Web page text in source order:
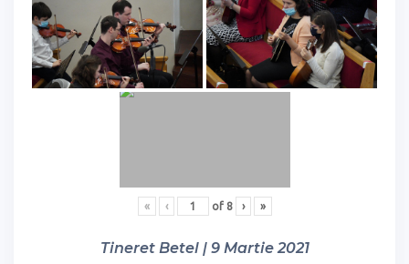
« ‹ of 8 › »
Tineret Betel | 9 Martie 2021